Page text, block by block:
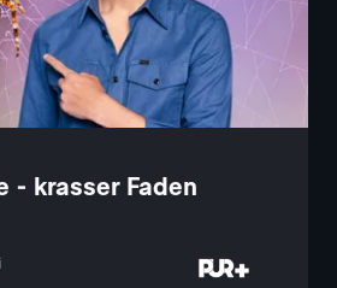
- krasser Faden